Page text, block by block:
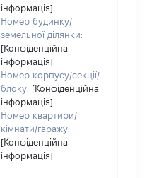
інформація]
Номер будинку/
земельної ділянки:
[Конфіденційна
інформація]
Номер корпусу/секції/
блоку: [Конфіденційна
інформація]
Номер квартири/
кімнати/гаражу:
[Конфіденційна
інформація]